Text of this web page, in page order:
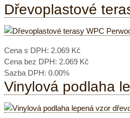
Dřevoplastové
Cena s DPH: 2.069 Kč
Cena bez DPH: 2.069 Kč
Sazba DPH: 0.00%
Vinylová podlaha